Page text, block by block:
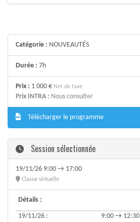
Catégorie : NOUVEAUTÉS
Durée : 7h
Prix : 1 000 € Net de taxe
Prix INTRA : Nous consulter
Télécharger le programme
Session sélectionnée
19/11/26 9:00 → 17:00
Classe virtuelle
Détails :
19/11/26 :
9:00 → 12:30